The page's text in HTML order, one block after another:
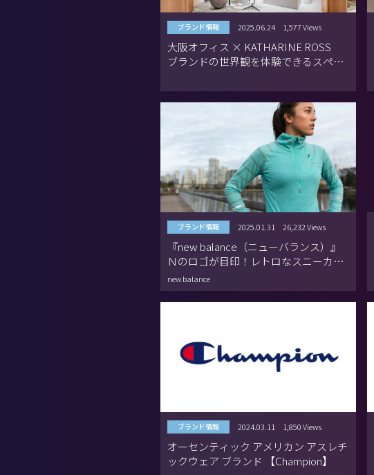
ブランド情報 2025.06.24 1,577 Views
大阪オフィス × KATHARINE ROSS
ブランドの世界観を体験できるスペシ
ブランド情報 2025.01.31 26,232 Views
『new balance（ニューバランス）』
Ｎのロゴが目印！レトロなスニーカー
が定番のスポーツブランド
new balance
ブランド情報 2024.03.11 1,850 Views
オーセンティック アメリカン アスレチ
ックウェア ブランド 【Champion】